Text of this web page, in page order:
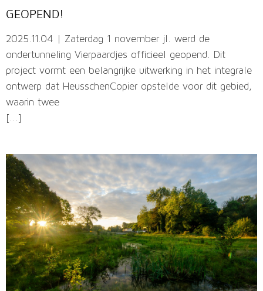
GEOPEND!
2025.11.04 | Zaterdag 1 november jl. werd de
ondertunneling Vierpaardjes officieel geopend. Dit
project vormt een belangrijke uitwerking in het integrale
ontwerp dat HeusschenCopier opstelde voor dit gebied,
waarin twee
[...]